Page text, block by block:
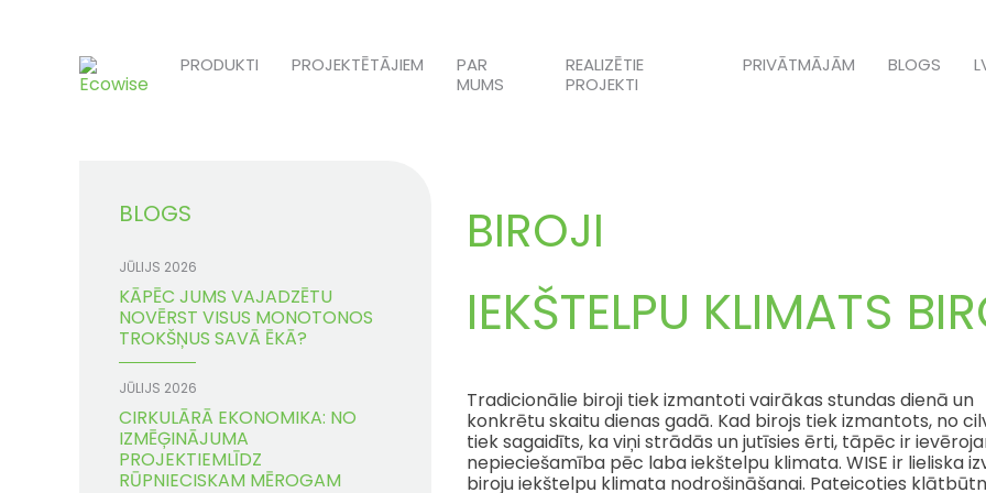
PRODUKTI PROJEKTĒTĀJIEM
PAR
MUMS
REALIZĒTIE
PROJEKTI
PRIVĀTMĀJĀM BLOGS
BLOGS
JŪLIJS 2026
KĀPĒC JUMS VAJADZĒTU
NOVĒRST VISUS MONOTONOS
TROKŠŅUS SAVĀ ĒKĀ?
JŪLIJS 2026
CIRKULĀRĀ EKONOMIKA: NO
IZMĒĢINĀJUMA
PROJEKTIEMLĪDZ
RŪPNIECISKAM MĒROGAM
BIROJI
IEKŠTELPU KLIMATS
Tradicionālie biroji tiek izmantoti vairākas stundas dienā un
konkrētu skaitu dienas gadā. Kad birojs tiek izmantots, no
tiek sagaidīts, ka viņi strādās un jutīsies ērti, tāpēc ir
nepieciešamība pēc laba iekštelpu klimata. WISE ir lieliska
biroju iekštelpu klimata nodrošināšanai. Pateicoties